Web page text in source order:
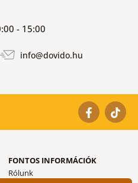
- 15:00
info@dovido.hu
FONTOS INFORMÁCIÓK
Rólunk